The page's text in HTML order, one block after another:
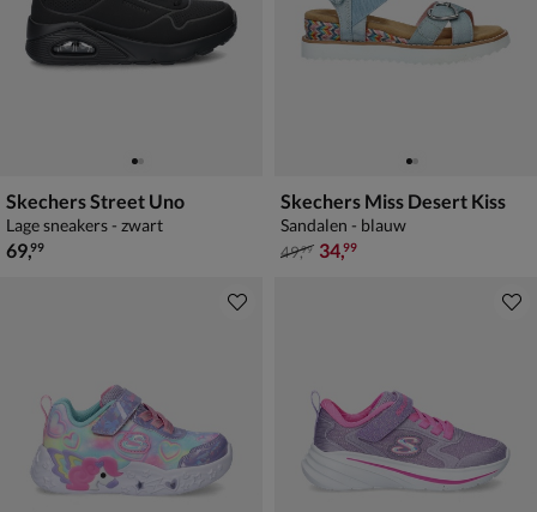
Skechers Street Uno
Lage sneakers - zwart
€ 69,99
69,99
Skechers Miss Desert Kiss
Sandalen - blauw
van € 49,99 voor € 34,99
49,99 34,99